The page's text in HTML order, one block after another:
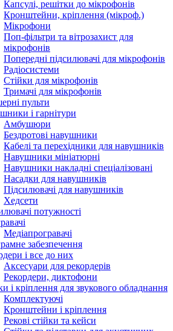
Капсулі, решітки до мікрофонів
Кронштейни, кріплення (мікроф.)
Мікрофони
Поп-фільтри та вітрозахист для
мікрофонів
Попередні підсилювачі для мікрофонів
Радіосистеми
Стійки для мікрофонів
Тримачі для мікрофонів
пульти
і гарнітури
Амбушюри
Бездротові навушники
Кабелі та перехідники для навушників
Навушники мініатюрні
Навушники накладні спеціалізовані
Насадки для навушників
Підсилювачі для навушників
Хедсети
потужності
Медіапрогравачі
забезпечення
і все до них
Аксесуари для рекордерів
Рекордери, диктофони
і кріплення для звукового обладнання
Комплектуючі
Кронштейни і кріплення
Рекові стійки та кейси